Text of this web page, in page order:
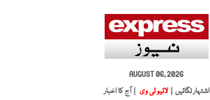
AUGUST 06, 2026
اشتہار لگائیں |
لائیو ٹی وی | آج کا اخبار